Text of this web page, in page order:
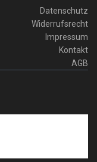
Datenschutz
Widerrufsrecht
Impressum
Kontakt
AGB